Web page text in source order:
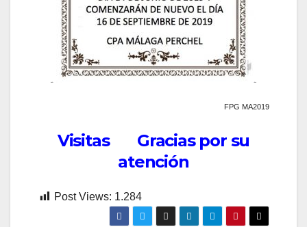
FPG MA2019
Visitas Gracias por su
atención
Post Views: 1.284